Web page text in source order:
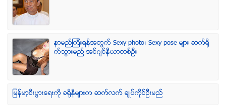
နာမည္ၾကီးရန္အတြက္ Sexy photo၊ Sexy pose မ်ား ဆက္ရို
က္သြားမည္႔ အင္ဂ်င္နီယာတစ္ဦး
ျမန္မာ့စီးပြားေရးကို ခရိုနီမ်ားက ဆက္လက္ ခ်ဳပ္ကိုင္ဥိီးမည္